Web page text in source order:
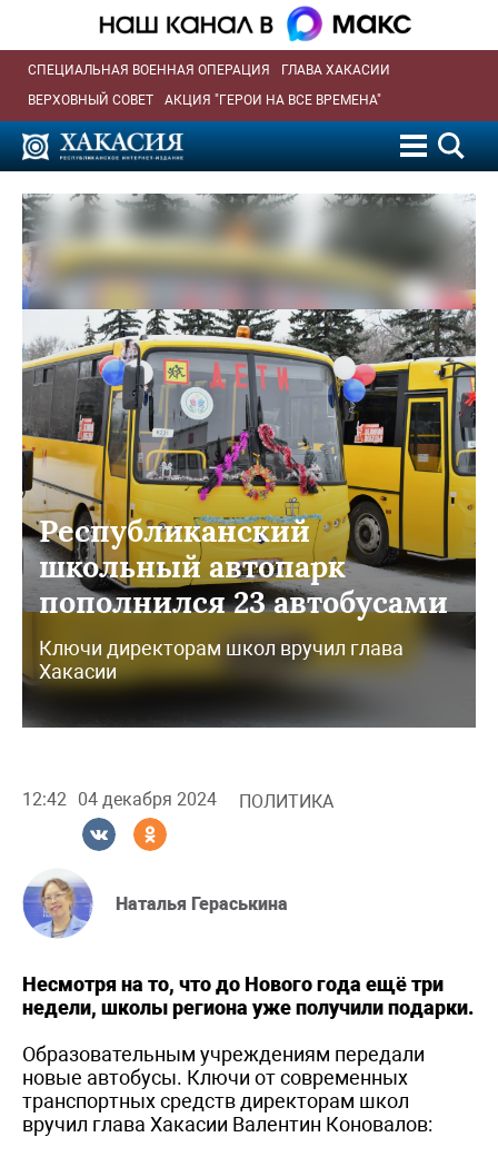
СПЕЦИАЛЬНАЯ ВОЕННАЯ ОПЕРАЦИЯ
ГЛАВА ХАКАСИИ
ВЕРХОВНЫЙ СОВЕТ
АКЦИЯ "ГЕРОИ НА ВСЕ ВРЕМЕНА"
Республиканский
школьный автопарк
пополнился 23 автобусами
Ключи директорам школ вручил глава
Хакасии
12:42 04 декабря 2024 ПОЛИТИКА
Наталья Гераськина
Несмотря на то, что до Нового года ещё три
недели, школы региона уже получили подарки.
Образовательным учреждениям передали
новые автобусы. Ключи от современных
транспортных средств директорам школ
вручил глава Хакасии Валентин Коновалов: